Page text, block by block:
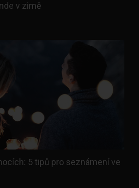
v zimě
5 tipů pro seznámení ve